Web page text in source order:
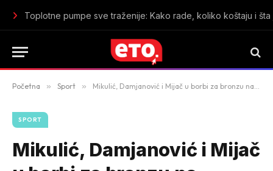
Iran postavio uslove za otvaranje Ormuskog moreuza: Traže
Početna » Sport » Mikulić, Damjanović i Mijač u borbi za bronzu na Evropskom prvenstvu u Frankfurtu
SPORT
Mikulić, Damjanović i Mijač